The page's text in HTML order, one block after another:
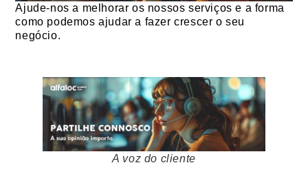
Ajude-nos a melhorar os nossos serviços e a forma
como podemos ajudar a fazer crescer o seu
negócio.
A voz do cliente